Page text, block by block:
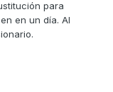
para
en un día. Al